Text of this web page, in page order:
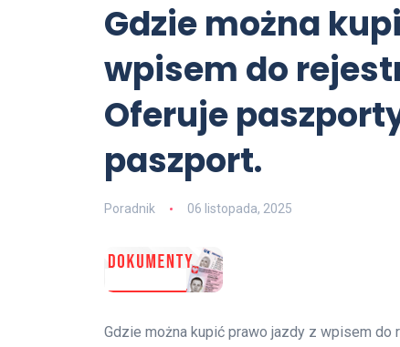
Gdzie można
wpisem do
Oferuje
paszport.
Poradnik 06 listopada, 2025
Gdzie można kupić prawo jazdy z wpisem